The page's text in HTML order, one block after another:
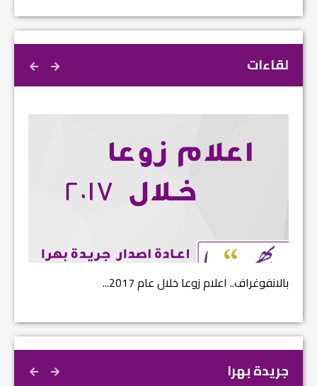
لقاءات
بالانفوغراف.. اعلام زوعا خلال عام 2017...
جريدة بهرا